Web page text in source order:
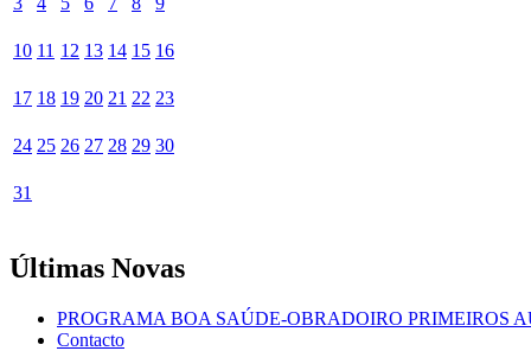
10 11 12 13 14 15 16
17 18 19 20 21 22 23
24 25 26 27 28 29 30
31
Últimas Novas
PROGRAMA BOA SAÚDE-OBRADOIRO PRIMEIROS
Contacto